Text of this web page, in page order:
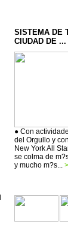
SISTEMA DE
CIUDAD DE ...
● Con
del Orgullo y
New York All
se colma de
y mucho m?s...